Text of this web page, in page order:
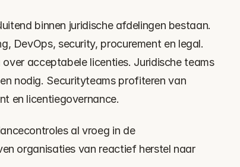
binnen juridische afdelingen bestaan.
DevOps, security, procurement en legal.
acceptabele licenties. Juridische teams
nodig. Securityteams profiteren van
en licentiegovernance.
al vroeg in de
organisaties van reactief herstel naar